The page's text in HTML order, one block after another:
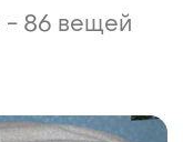
- 86 вещей